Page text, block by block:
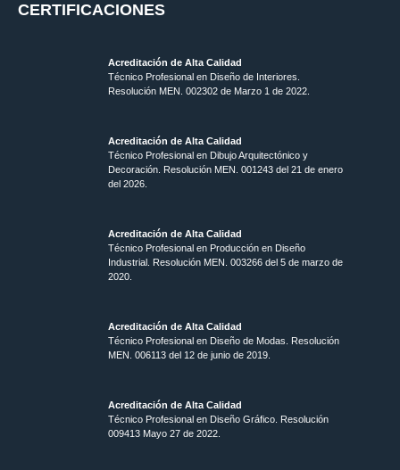
CERTIFICACIONES
Acreditación de Alta Calidad
Técnico Profesional en Diseño de Interiores.
Resolución MEN. 002302 de Marzo 1 de 2022.
Acreditación de Alta Calidad
Técnico Profesional en Dibujo Arquitectónico y
Decoración. Resolución MEN. 001243 del 21 de enero
del 2026.
Acreditación de Alta Calidad
Técnico Profesional en Producción en Diseño
Industrial. Resolución MEN. 003266 del 5 de marzo de
2020.
Acreditación de Alta Calidad
Técnico Profesional en Diseño de Modas. Resolución
MEN. 006113 del 12 de junio de 2019.
Acreditación de Alta Calidad
Técnico Profesional en Diseño Gráfico. Resolución
009413 Mayo 27 de 2022.